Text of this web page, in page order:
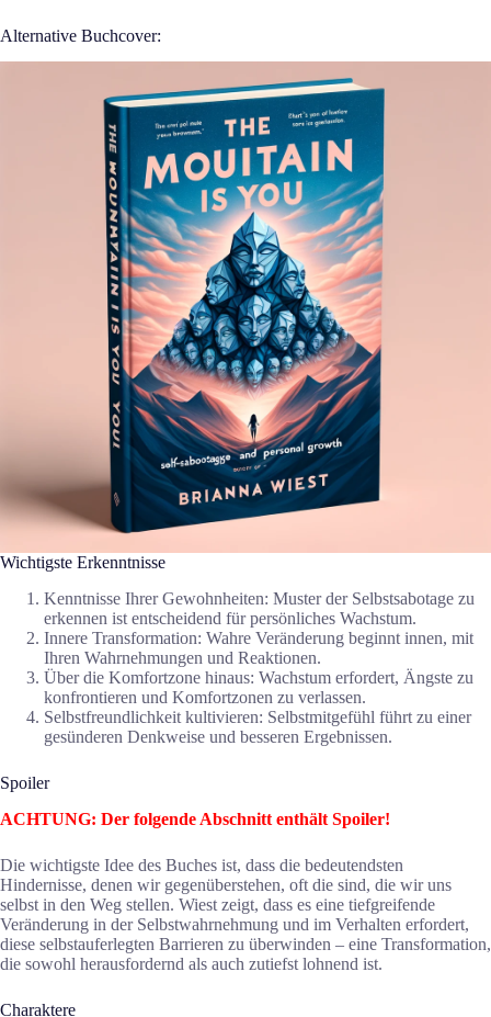
Alternative Buchcover:
Wichtigste Erkenntnisse
Kenntnisse Ihrer Gewohnheiten: Muster der Selbstsabotage zu
erkennen ist entscheidend für persönliches Wachstum.
Innere Transformation: Wahre Veränderung beginnt innen, mit
Ihren Wahrnehmungen und Reaktionen.
Über die Komfortzone hinaus: Wachstum erfordert, Ängste zu
konfrontieren und Komfortzonen zu verlassen.
Selbstfreundlichkeit kultivieren: Selbstmitgefühl führt zu einer
gesünderen Denkweise und besseren Ergebnissen.
Spoiler
ACHTUNG: Der folgende Abschnitt enthält Spoiler!
Die wichtigste Idee des Buches ist, dass die bedeutendsten
Hindernisse, denen wir gegenüberstehen, oft die sind, die wir uns
selbst in den Weg stellen. Wiest zeigt, dass es eine tiefgreifende
Veränderung in der Selbstwahrnehmung und im Verhalten erfordert,
diese selbstauferlegten Barrieren zu überwinden – eine Transformation,
die sowohl herausfordernd als auch zutiefst lohnend ist.
Charaktere